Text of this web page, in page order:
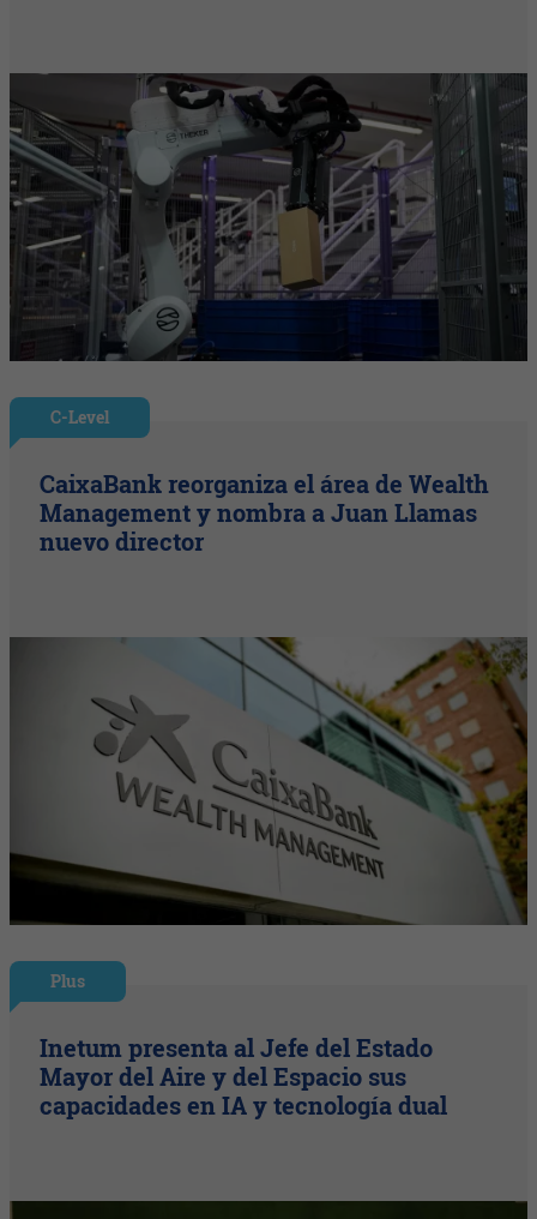
C-Level
CaixaBank reorganiza el área de Wealth
Management y nombra a Juan Llamas
nuevo director
Plus
Inetum presenta al Jefe del Estado
Mayor del Aire y del Espacio sus
capacidades en IA y tecnología dual